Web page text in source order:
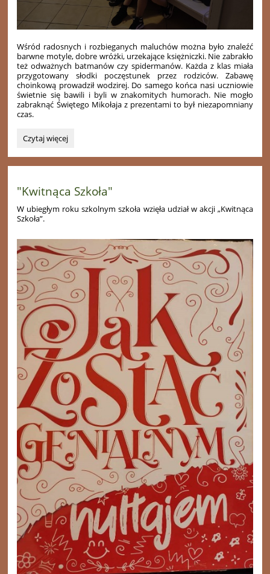
Wśród radosnych i rozbieganych maluchów można było znaleźć
barwne motyle, dobre wróżki, urzekające księżniczki. Nie zabrakło
też odważnych batmanów czy spidermanów. Każda z klas miała
przygotowany słodki poczęstunek przez rodziców. Zabawę
choinkową prowadził wodzirej. Do samego końca nasi uczniowie
świetnie się bawili i byli w znakomitych humorach. Nie mogło
zabraknąć Świętego Mikołaja z prezentami to był niezapomniany
czas.
Choinka
2024:
Czytaj więcej
"Kwitnąca Szkoła"
W ubiegłym roku szkolnym szkoła wzięła udział w akcji „Kwitnąca
Szkoła”.